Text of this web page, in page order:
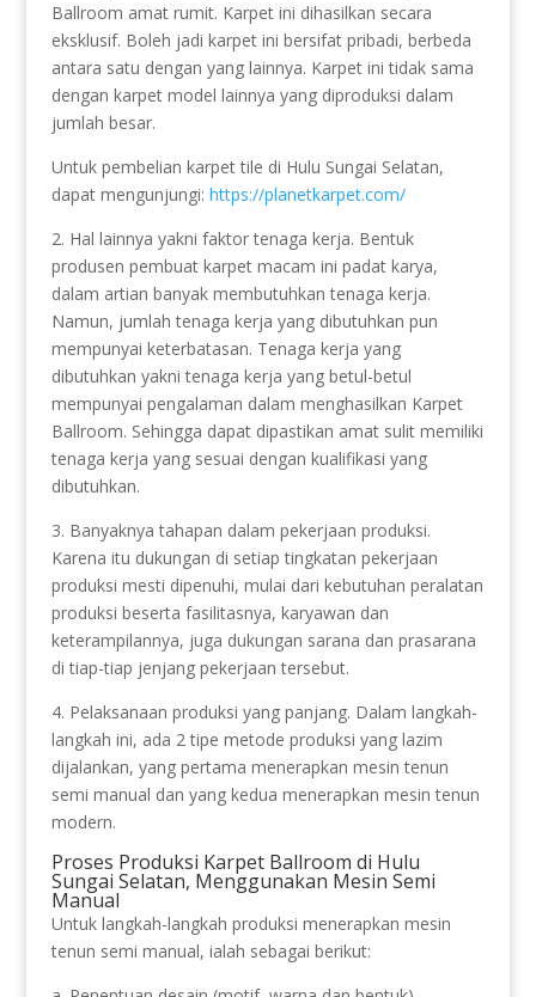
Ballroom amat rumit. Karpet ini dihasilkan secara
eksklusif. Boleh jadi karpet ini bersifat pribadi, berbeda
antara satu dengan yang lainnya. Karpet ini tidak sama
dengan karpet model lainnya yang diproduksi dalam
jumlah besar.
Untuk pembelian karpet tile di Hulu Sungai Selatan,
dapat mengunjungi: https://planetkarpet.com/
2. Hal lainnya yakni faktor tenaga kerja. Bentuk
produsen pembuat karpet macam ini padat karya,
dalam artian banyak membutuhkan tenaga kerja.
Namun, jumlah tenaga kerja yang dibutuhkan pun
mempunyai keterbatasan. Tenaga kerja yang
dibutuhkan yakni tenaga kerja yang betul-betul
mempunyai pengalaman dalam menghasilkan Karpet
Ballroom. Sehingga dapat dipastikan amat sulit memiliki
tenaga kerja yang sesuai dengan kualifikasi yang
dibutuhkan.
3. Banyaknya tahapan dalam pekerjaan produksi.
Karena itu dukungan di setiap tingkatan pekerjaan
produksi mesti dipenuhi, mulai dari kebutuhan peralatan
produksi beserta fasilitasnya, karyawan dan
keterampilannya, juga dukungan sarana dan prasarana
di tiap-tiap jenjang pekerjaan tersebut.
4. Pelaksanaan produksi yang panjang. Dalam langkah-
langkah ini, ada 2 tipe metode produksi yang lazim
dijalankan, yang pertama menerapkan mesin tenun
semi manual dan yang kedua menerapkan mesin tenun
modern.
Proses Produksi Karpet Ballroom di Hulu
Sungai Selatan, Menggunakan Mesin Semi
Manual
Untuk langkah-langkah produksi menerapkan mesin
tenun semi manual, ialah sebagai berikut: